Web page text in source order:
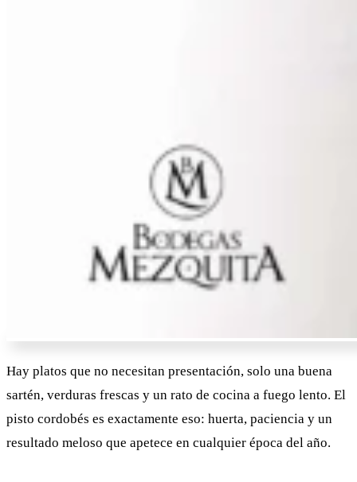
Hay platos que no necesitan presentación, solo una buena
sartén, verduras frescas y un rato de cocina a fuego lento. El
pisto cordobés es exactamente eso: huerta, paciencia y un
resultado meloso que apetece en cualquier época del año.